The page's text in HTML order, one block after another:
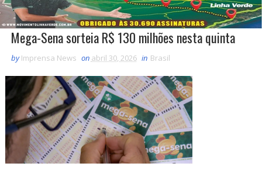
Mega-Sena sorteia R$ 130 milhões nesta quinta
by Imprensa News on abril 30, 2026 in Brasil